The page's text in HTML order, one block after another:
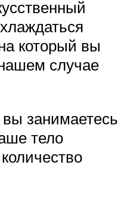
который вы
случае
вы занимаетесь
тело